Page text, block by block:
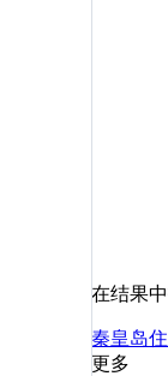
在结果中
秦皇岛
更多